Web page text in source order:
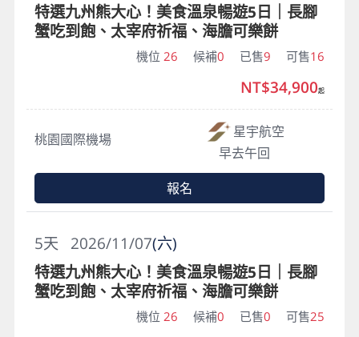
特選九州熊大心！美食溫泉暢遊5日｜長腳
蟹吃到飽、太宰府祈福、海膽可樂餅
機位 26 候補0 已售9 可售16
桃園國際機場
星宇航空
早去午回
NT$34,900起
報名
2026/11/07(六)
5天
特選九州熊大心！美食溫泉暢遊5日｜長腳
蟹吃到飽、太宰府祈福、海膽可樂餅
機位 26 候補0 已售0 可售25